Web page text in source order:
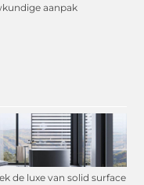
aanpak
de luxe van solid surface